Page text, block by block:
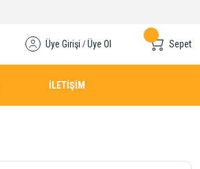
Üye Girişi / Üye Ol Sepet
İLETİŞİM